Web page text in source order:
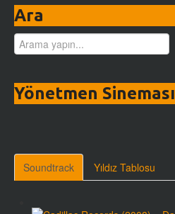
Ara
Yönetmen Sineması
Soundtrack Yıldız Tablosu